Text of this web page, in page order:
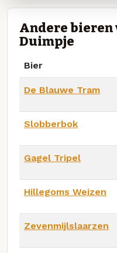
Andere
Duimpje
Bier
De Blauwe Tram
Slobberbok
Gagel Tripel
Hillegoms Weizen
Zevenmijlslaarzen